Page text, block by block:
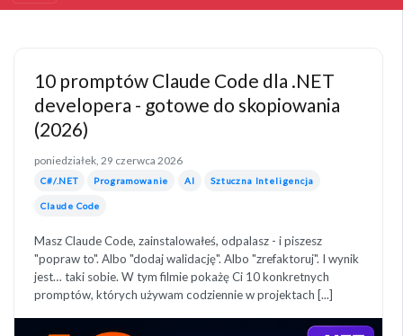
10 promptów Claude Code dla .NET
developera - gotowe do skopiowania
(2026)
poniedziałek, 29 czerwca 2026
C#/.NET Programowanie AI Sztuczna Inteligencja
Claude Code
Masz Claude Code, zainstalowałeś, odpalasz - i piszesz
"popraw to". Albo "dodaj walidację". Albo "zrefaktoruj". I wynik
jest… taki sobie. W tym filmie pokażę Ci 10 konkretnych
promptów, których używam codziennie w projektach [...]